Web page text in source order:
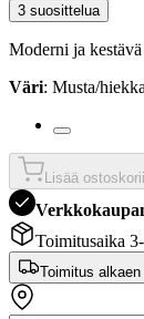
3 suosittelua
Moderni ja
Väri: Musta/hiekka
Lisää
Toimitusaika
Toimitus alkaen